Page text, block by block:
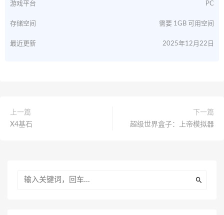
游戏平台 PC
存储空间 需要 1GB 可用空间
最近更新 2025年12月22日
上一篇
X4基石
下一篇
超级世界盒子：上帝模拟器